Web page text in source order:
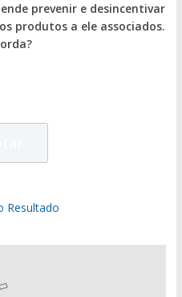
prevenir e desincentivar
produtos a ele associados.
Resultado